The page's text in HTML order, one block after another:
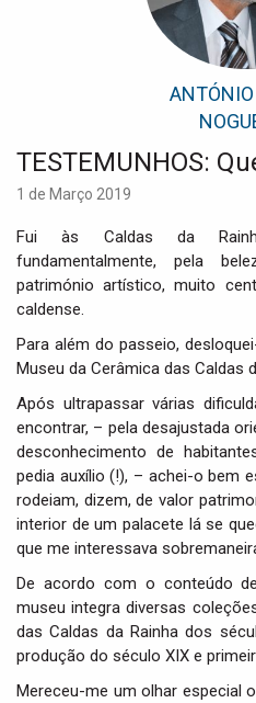
TESTEMUNHOS:
1 de Março 2019
Fui às Caldas da
fundamentalmente, pela
património artístico, muito
caldense.
Para além do passeio,
Museu da Cerâmica das Caldas
Após ultrapassar várias
encontrar, – pela desajustada
desconhecimento de
pedia auxílio (!), – achei-o bem
rodeiam, dizem, de valor
interior de um palacete lá se
que me interessava
De acordo com o conteúdo
museu integra diversas
das Caldas da Rainha dos
produção do século XIX e
Mereceu-me um olhar especial